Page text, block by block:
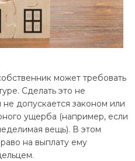
может требовать
Сделать это не
допускается законом или
ущерба (например, если
вещь). В этом
на выплату ему